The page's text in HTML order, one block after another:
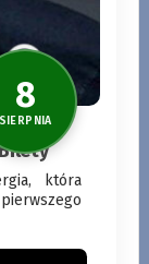
która